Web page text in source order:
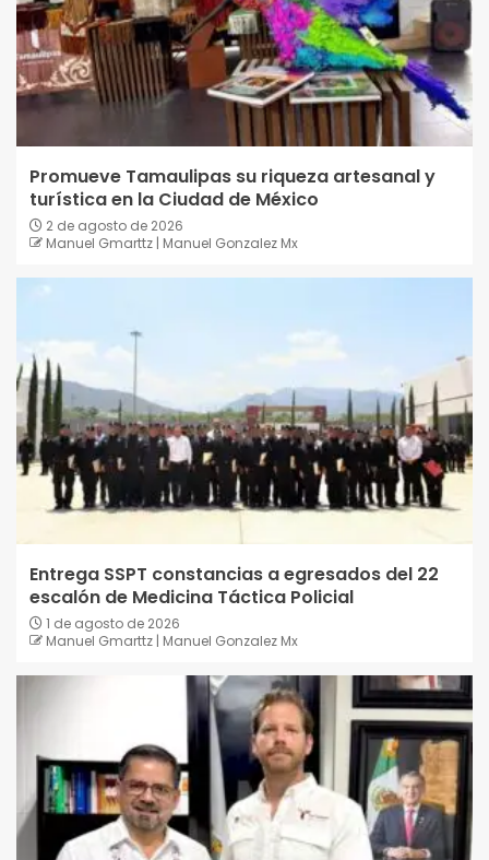
Promueve Tamaulipas su riqueza artesanal y
turística en la Ciudad de México
2 de agosto de 2026
Manuel Gmarttz | Manuel Gonzalez Mx
Entrega SSPT constancias a egresados del 22
escalón de Medicina Táctica Policial
1 de agosto de 2026
Manuel Gmarttz | Manuel Gonzalez Mx